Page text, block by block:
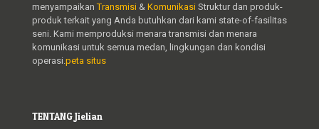
menyampaikanTransmisi & Komunikasi Struktur dan produk-
produk terkait yang Anda butuhkan dari kami state-of-fasilitas
seni. Kami memproduksi menara transmisi dan menara
komunikasi untuk semua medan, lingkungan dan kondisi
operasi. peta situs
TENTANG Jielian